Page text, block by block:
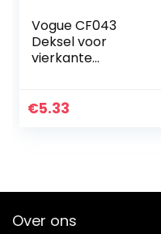
Vogue CF043
Deksel voor
vierkante
€5.33
Over ons